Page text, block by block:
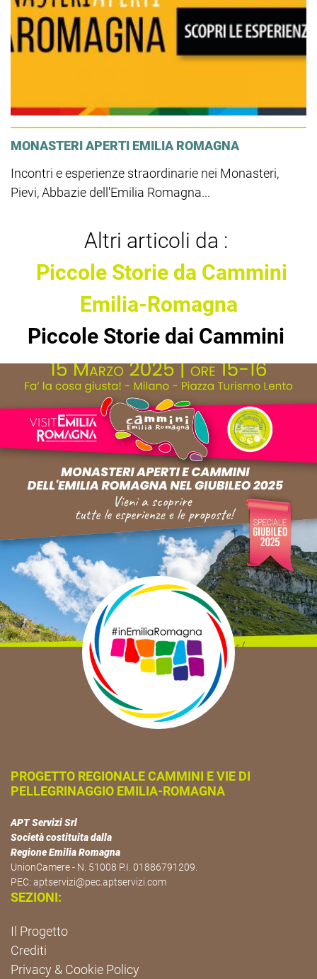
MONASTERI APERTI EMILIA ROMAGNA
Incontri e esperienze straordinarie nei Monasteri,
Pievi, Abbazie dell'Emilia Romagna...
Altri articoli da :
Piccole Storie da Cammini
Emilia-Romagna
Piccole Storie dai Cammini
PROGETTO REGIONALE CAMMINI E VIE DI
PELLEGRINAGGIO EMILIA-ROMAGNA
APT Servizi Srl
Società costituita dalla
Regione Emilia Romagna
UnionCamere - N. 51008 P.I. 01886791209.
PEC: aptservizi@pec.aptservizi.com
SEZIONI:
Il Progetto
Crediti
Privacy & Cookie Policy